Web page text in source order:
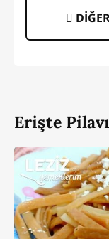
Erişte